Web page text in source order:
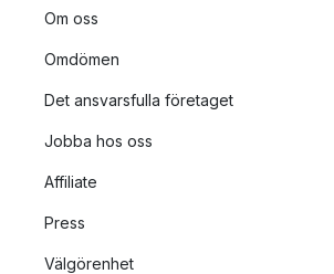
Om oss
Omdömen
Det ansvarsfulla företaget
Jobba hos oss
Affiliate
Press
Välgörenhet